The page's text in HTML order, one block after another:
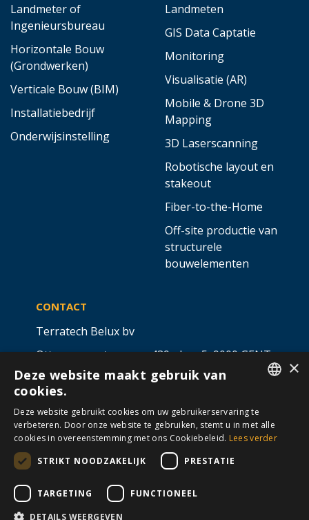
Landmeter of
Ingenieursbureau
Horizontale Bouw
(Grondwerken)
Verticale Bouw (BIM)
Installatiebedrijf
Onderwijsinstelling
Landmeten
GIS Data Captatie
Monitoring
Visualisatie (AR)
Mobile & Drone 3D
Mapping
3D Laserscanning
Robotische layout en
stakeout
Fiber-to-the-Home
Off-site productie van
structurele
bouwelementen
CONTACT
Terratech Belux bv
Ottergemsesteenweg 439 - bus 5,9000 GENT
info@allterra-belux.com+32 9 430 25 30
BE1009.467.122
VOLG ONS OP ​ ​
FRENCH
×
Deze website maakt gebruik van
cookies.
Deze website gebruikt cookies om uw gebruikerservaring te
verbeteren. Door onze website te gebruiken, stemt u in met alle
cookies in overeenstemming met ons Cookiebeleid. Lees verder
STRIKT NOODZAKELIJK
PRESTATIE
TARGETING FUNCTIONEEL
DETAILS WEERGEVEN